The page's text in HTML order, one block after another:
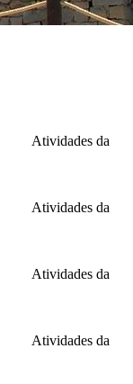
Atividades da
Atividades da
Atividades da
Atividades da